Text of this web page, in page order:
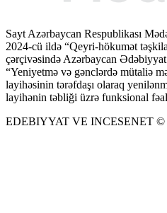
Sayt Azərbaycan Respublikası
2024-cü ildə “Qeyri-hökumət
çərçivəsində Azərbaycan
“Yeniyetmə və gənclərdə mütaliə
layihəsinin tərəfdaşı olaraq
layihənin təbliği üzrə funksional
EDEBIYYAT VE INCESENET ©